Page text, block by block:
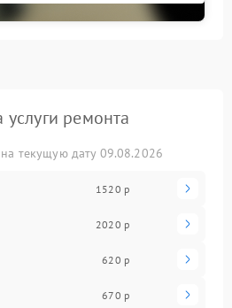
ремонта
текущую дату 09.08.2026
1520 р
2020 р
620 р
670 р